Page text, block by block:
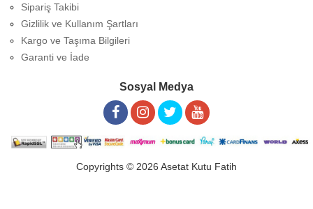
Sipariş Takibi
Gizlilik ve Kullanım Şartları
Kargo ve Taşıma Bilgileri
Garanti ve İade
Sosyal Medya
Copyrights © 2026 Asetat Kutu Fatih